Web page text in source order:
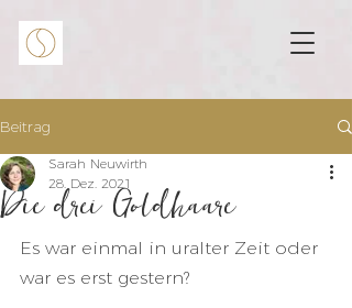
Beitrag
Die drei Goldhaare
Sarah Neuwirth
28. Dez. 2021
Es war einmal in uralter Zeit oder
war es erst gestern?